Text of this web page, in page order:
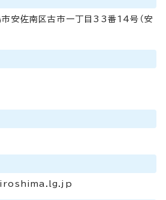
佐南区古市一丁目33番14号（安